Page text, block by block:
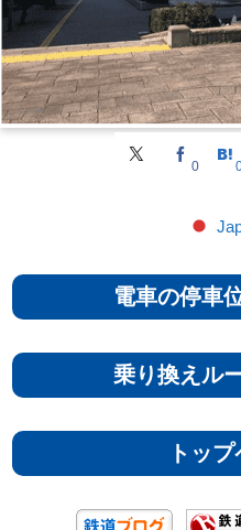
0
電車の停車
乗り換えル
トッ